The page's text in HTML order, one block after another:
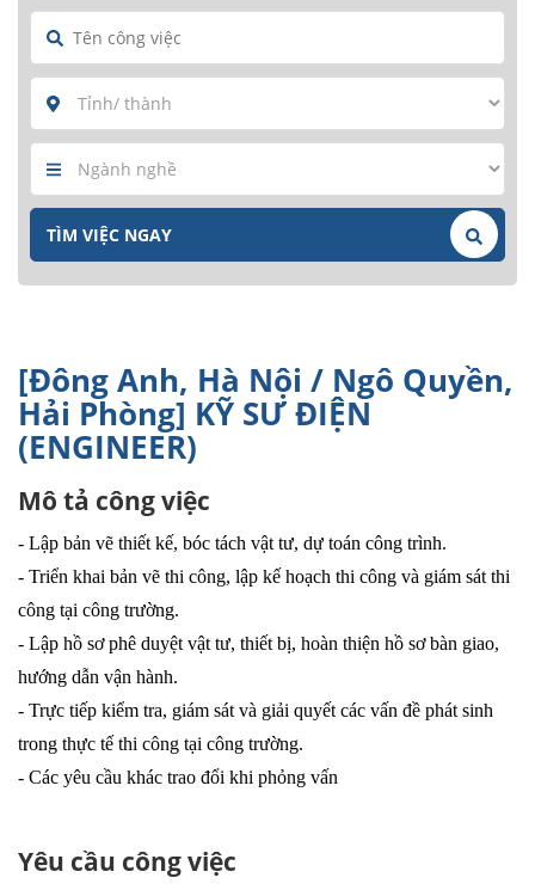
[Đông Anh, Hà Nội / Ngô Quyền,
Hải Phòng] KỸ SƯ ĐIỆN
(ENGINEER)
Mô tả công việc
- Lập bản vẽ thiết kế, bóc tách vật tư, dự toán công trình.
- Triển khai bản vẽ thi công, lập kế hoạch thi công và giám sát thi
công tại công trường.
- Lập hồ sơ phê duyệt vật tư, thiết bị, hoàn thiện hồ sơ bàn giao,
hướng dẫn vận hành.
- Trực tiếp kiểm tra, giám sát và giải quyết các vấn đề phát sinh
trong thực tế thi công tại công trường.
- Các yêu cầu khác trao đổi khi phỏng vấn
Yêu cầu công việc